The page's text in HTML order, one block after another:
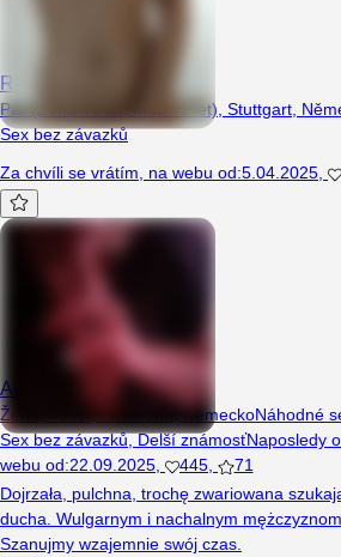
RR84
Pár (Žena 46 let, Muž 41 let), Stuttgart,
Sex bez závazků
Za chvíli se vrátím, na webu od:5.04.2025,
Angelll43
Žena, 43 let, Heilbronn, NěmeckoNáhodné
Sex bez závazků,Delší známosťNaposledy
webu od:22.09.2025 445
71
Dojrzała, pulchna, trochę zwariowana
ducha. Wulgarnym i nachalnym
Szanujmy wzajemnie swój czas.